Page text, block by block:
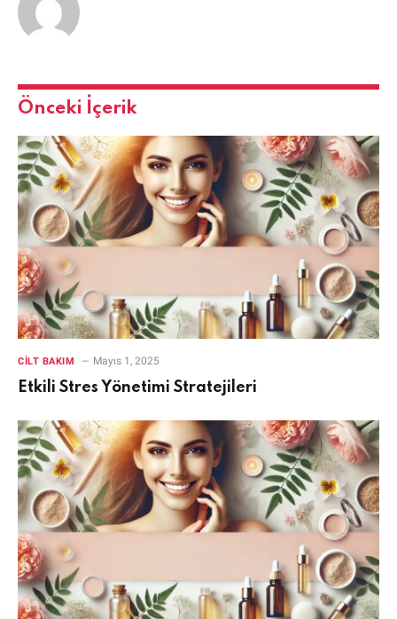
Önceki İçerik
CILT BAKIM Mayıs 1, 2025
Etkili Stres Yönetimi Stratejileri